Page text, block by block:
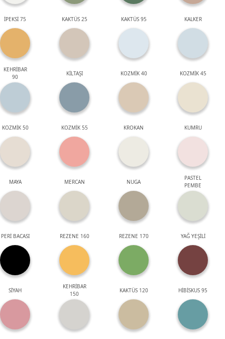
İPEKSİ 75 KAKTÜS 25 KAKTÜS 95 KALKER
KEHRİBAR
90
KİLTAŞI KOZMİK 40 KOZMİK 45
KOZMİK 50 KOZMİK 55 KROKAN KUMRU
MAYA MERCAN NUGA
PASTEL
PEMBE
PERİ BACASI REZENE 160 REZENE 170 YAĞ YEŞİLİ
SİYAH
KEHRİBAR
150
KAKTÜS 120 HİBİSKUS 95